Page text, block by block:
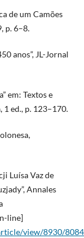
de um Camões
p. 6–8.
anos”, JL-Jornal
em: Textos e
1 ed., p. 123–170.
Luísa Vaz de
Annales
line]
view/8930/8084